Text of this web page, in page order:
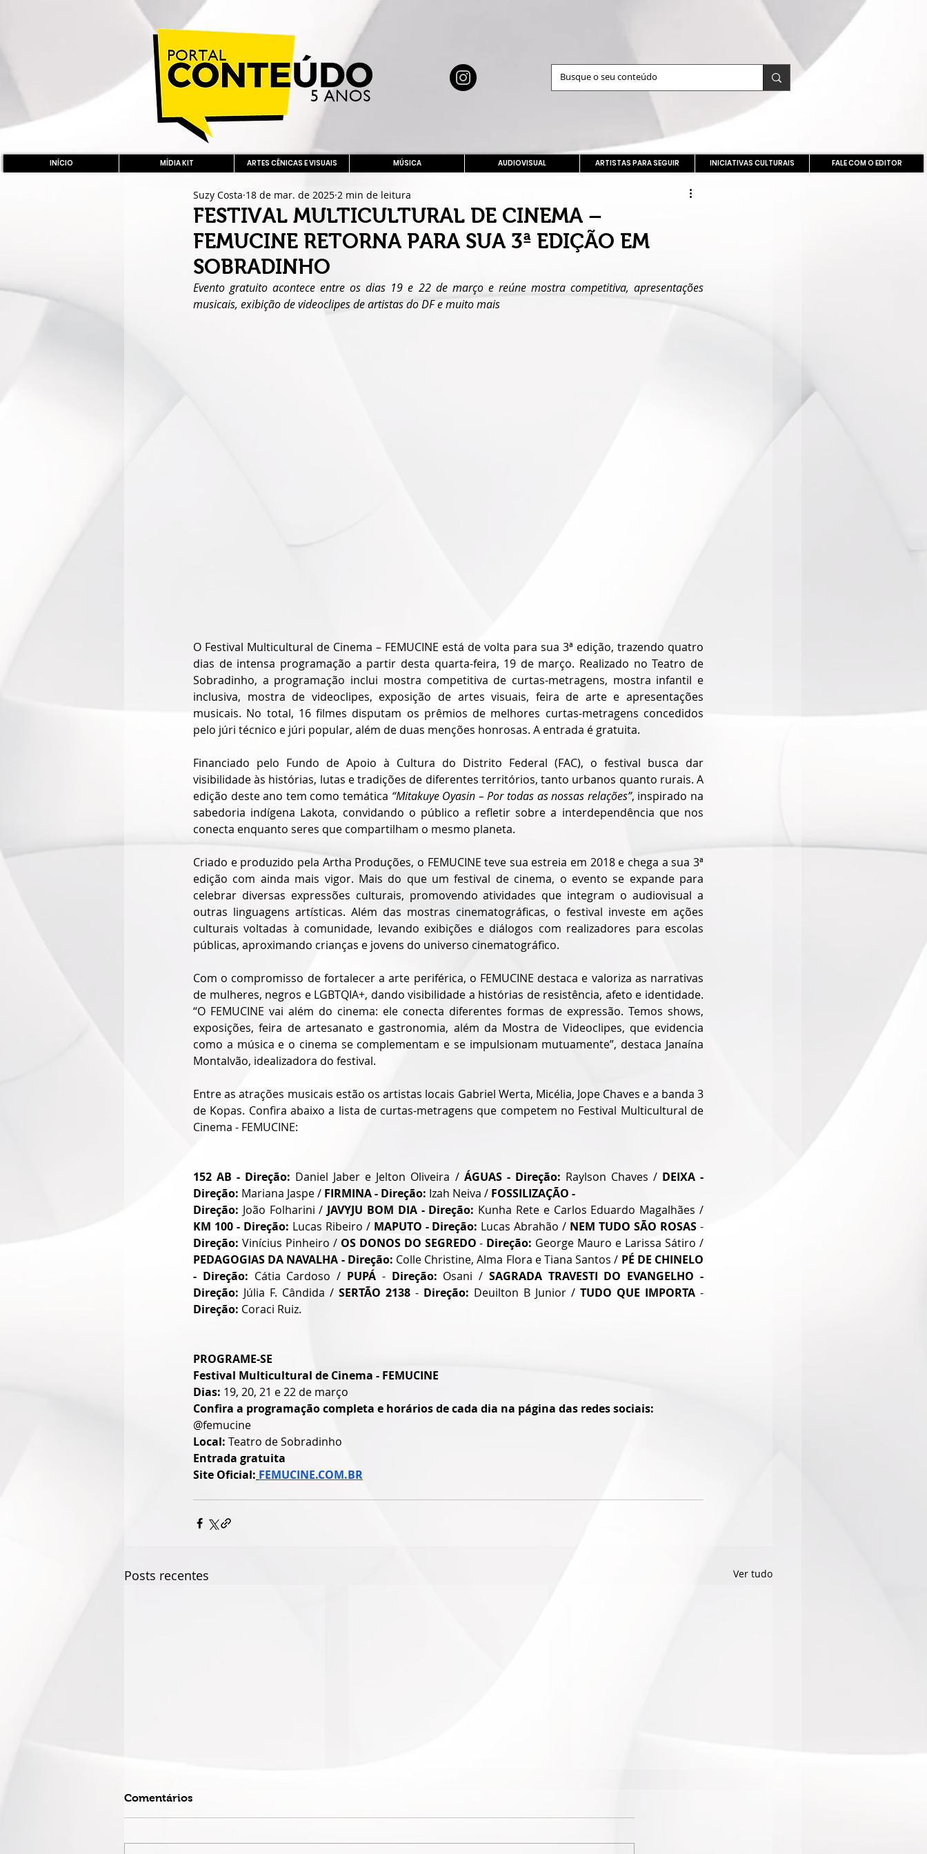
INÍCIO MÍDIA KIT ARTES CÊNICAS E VISUAIS MÚSICA AUDIOVISUAL ARTISTAS PARA SEGUIR INICIATIVAS CULTURAIS FALE COM O EDITOR
FESTIVAL MULTICULTURAL DE CINEMA –
FEMUCINE RETORNA PARA SUA 3ª EDIÇÃO EM
SOBRADINHO
Suzy Costa 18 de mar. de 2025 2 min de leitura
Evento gratuito acontece entre os dias 19 e 22 de março e reúne mostra competitiva, apresentações
musicais, exibição de videoclipes de artistas do DF e muito mais
O Festival Multicultural de Cinema – FEMUCINE está de volta para sua 3ª edição, trazendo quatro
dias de intensa programação a partir desta quarta-feira, 19 de março. Realizado no Teatro de
Sobradinho, a programação inclui mostra competitiva de curtas-metragens, mostra infantil e
inclusiva, mostra de videoclipes, exposição de artes visuais, feira de arte e apresentações
musicais. No total, 16 filmes disputam os prêmios de melhores curtas-metragens concedidos
pelo júri técnico e júri popular, além de duas menções honrosas. A entrada é gratuita.
Financiado pelo Fundo de Apoio à Cultura do Distrito Federal (FAC), o festival busca dar
visibilidade às histórias, lutas e tradições de diferentes territórios, tanto urbanos quanto rurais. A
edição deste ano tem como temática “Mitakuye Oyasin – Por todas as nossas relações”, inspirado na
sabedoria indígena Lakota, convidando o público a refletir sobre a interdependência que nos
conecta enquanto seres que compartilham o mesmo planeta.
Criado e produzido pela Artha Produções, o FEMUCINE teve sua estreia em 2018 e chega a sua 3ª
edição com ainda mais vigor. Mais do que um festival de cinema, o evento se expande para
celebrar diversas expressões culturais, promovendo atividades que integram o audiovisual a
outras linguagens artísticas. Além das mostras cinematográficas, o festival investe em ações
culturais voltadas à comunidade, levando exibições e diálogos com realizadores para escolas
públicas, aproximando crianças e jovens do universo cinematográfico.
Com o compromisso de fortalecer a arte periférica, o FEMUCINE destaca e valoriza as narrativas
de mulheres, negros e LGBTQIA+, dando visibilidade a histórias de resistência, afeto e identidade.
“O FEMUCINE vai além do cinema: ele conecta diferentes formas de expressão. Temos shows,
exposições, feira de artesanato e gastronomia, além da Mostra de Videoclipes, que evidencia
como a música e o cinema se complementam e se impulsionam mutuamente”, destaca Janaína
Montalvão, idealizadora do festival.
Entre as atrações musicais estão os artistas locais Gabriel Werta, Micélia, Jope Chaves e a banda 3
de Kopas. Confira abaixo a lista de curtas-metragens que competem no Festival Multicultural de
Cinema - FEMUCINE:
152 AB - Direção: Daniel Jaber e Jelton Oliveira / ÁGUAS - Direção: Raylson Chaves / DEIXA -
Direção: Mariana Jaspe / FIRMINA - Direção: Izah Neiva / FOSSILIZAÇÃO -
Direção: João Folharini / JAVYJU BOM DIA - Direção:
KM 100 - Direção: Lucas Ribeiro / MAPUTO - Direção: Lucas Abrahão / NEM TUDO SÃO ROSAS
Direção: Vinícius Pinheiro / OS DONOS DO SEGREDO - Direção:
PEDAGOGIAS DA NAVALHA - Direção: Colle Christine, Alma Flora e Tiana Santos / PÉ DE CHINELO
- Direção: Cátia Cardoso / PUPÁ - Direção: Osani / SAGRADA TRAVESTI DO EVANGELHO -
Direção: Júlia F. Cândida / SERTÃO 2138 - Direção: Deuilton B Junior / TUDO QUE IMPORTA
Direção: Coraci Ruiz.
PROGRAME-SE
Festival Multicultural de Cinema - FEMUCINE
Dias: 19, 20, 21 e 22 de março
Confira a programação completa e horários de cada dia na página das redes sociais:
@femucine
Local: Teatro de Sobradinho
Entrada gratuita
Site Oficial: FEMUCINE.COM.BR
Posts recentes Ver tudo
Comentários